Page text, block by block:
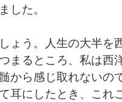
した。
ょう。人生の大半を
まるところ、私は西
から感じ取れないの
耳にしたとき、これ